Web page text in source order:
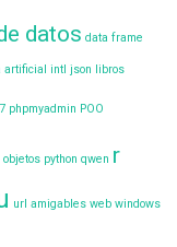
datos data frame
artificial intl json libros
phpmyadmin POO
objetos python qwen r
url amigables web windows